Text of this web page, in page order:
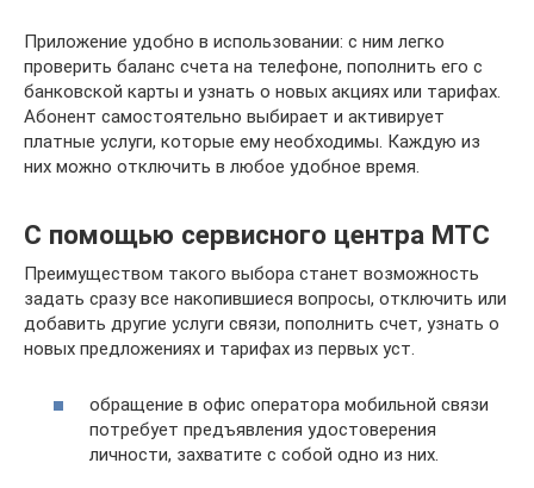
Приложение удобно в использовании: с ним легко
проверить баланс счета на телефоне, пополнить его с
банковской карты и узнать о новых акциях или тарифах.
Абонент самостоятельно выбирает и активирует
платные услуги, которые ему необходимы. Каждую из
них можно отключить в любое удобное время.
С помощью сервисного центра МТС
Преимуществом такого выбора станет возможность
задать сразу все накопившиеся вопросы, отключить или
добавить другие услуги связи, пополнить счет, узнать о
новых предложениях и тарифах из первых уст.
обращение в офис оператора мобильной связи
потребует предъявления удостоверения
личности, захватите с собой одно из них.